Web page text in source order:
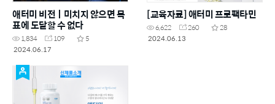
애터미 비전ㅣ미치지 않으면 목
표에 도달할 수 없다
1,834 109
5
2024.06.17
[교육자료] 애터미 프로팩타민
6,622 260
28
2024.06.13